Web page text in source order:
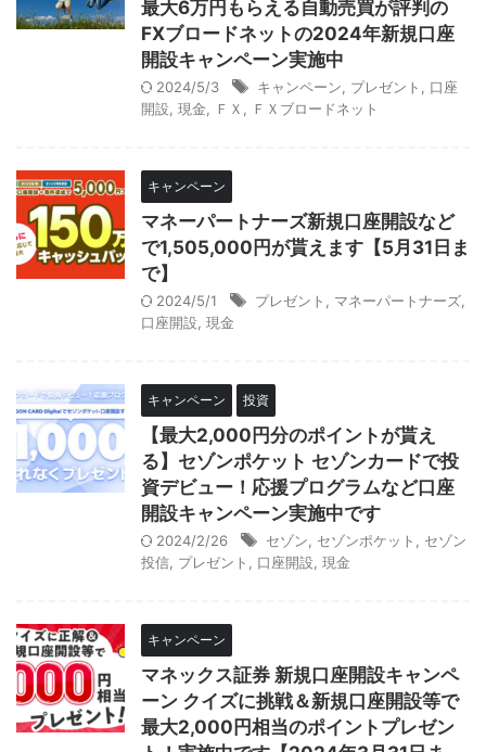
最大6万円もらえる自動売買が評判の
FXブロードネットの2024年新規口座
開設キャンペーン実施中
2024/5/3 キャンペーン プレゼント
口座
開設 現金 ＦＸ ＦＸブロードネット
キャンペーン
マネーパートナーズ新規口座開設など
で1,505,000円が貰えます【5月31日ま
で】
2024/5/1 プレゼント マネーパートナーズ
口座開設 現金
キャンペーン 投資
【最大2,000円分のポイントが貰え
る】セゾンポケット セゾンカードで投
資デビュー！応援プログラムなど口座
開設キャンペーン実施中です
2024/2/26 セゾン セゾンポケット
セゾン
投信 プレゼント 口座開設 現金
キャンペーン
マネックス証券 新規口座開設キャンペ
ーン クイズに挑戦＆新規口座開設等で
最大2,000円相当のポイントプレゼン